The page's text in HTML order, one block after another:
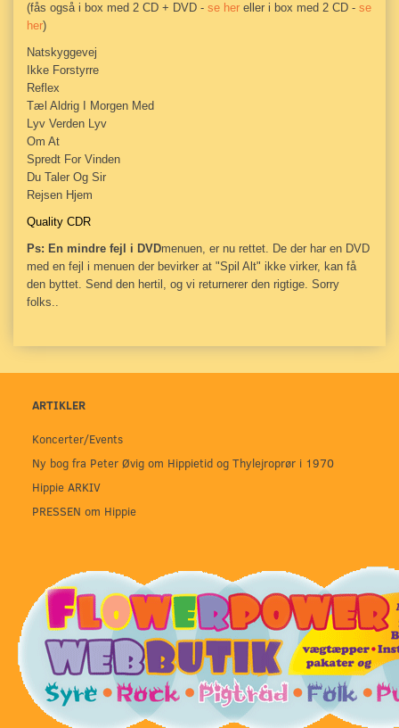
(fås også i box med 2 CD + DVD - se her eller i box med 2 CD - se
her)
Natskyggevej
Ikke Forstyrre
Reflex
Tæl Aldrig I Morgen Med
Lyv Verden Lyv
Om At
Spredt For Vinden
Du Taler Og Sir
Rejsen Hjem
Quality CDR
Ps: En mindre fejl i DVDmenuen, er nu rettet. De der har en DVD
med en fejl i menuen der bevirker at "Spil Alt" ikke virker, kan få
den byttet. Send den hertil, og vi returnerer den rigtige. Sorry
folks..
ARTIKLER
Koncerter/Events
Ny bog fra Peter Øvig om Hippietid og Thylejroprør i 1970
Hippie ARKIV
PRESSEN om Hippie